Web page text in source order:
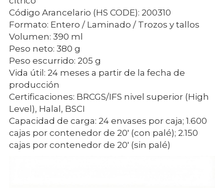
Código Arancelario (HS CODE): 200310
Formato: Entero / Laminado / Trozos y tallos
Volumen: 390 ml
Peso neto: 380 g
Peso escurrido: 205 g
Vida útil: 24 meses a partir de la fecha de
producción
Certificaciones: BRCGS/IFS nivel superior (High
Level), Halal, BSCI
Capacidad de carga: 24 envases por caja; 1.600
cajas por contenedor de 20' (con palé); 2.150
cajas por contenedor de 20' (sin palé)